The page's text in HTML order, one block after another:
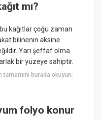
mı?
kağıtlar çoğu zaman
bilinenin aksine
Yarı şeffaf olma
bir yüzeye sahiptir.
tamamını burada okuyun:
folyo konur